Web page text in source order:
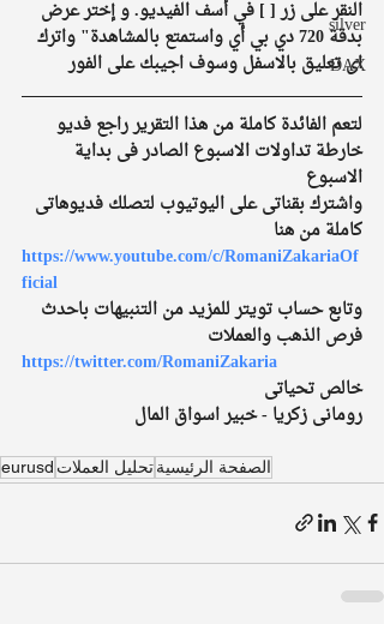
silver
DAX
النقر على زر [ ] في أسف الفيديو. و إختر عرض
بدقة 720 دي بي أي واستمتع بالمشاهدة" واترك
اى تعليق بالاسفل وسوف اجيبك على الفور
لتعم الفائدة كاملة من هذا التقرير راجع فديو
خارطة تداولات الاسبوع الصادر فى بداية
الاسبوع
واشترك بقناتى على اليوتيوب لتصلك فديوهاتى
كاملة من هنا
https://www.youtube.com/c/RomaniZakariaOf
ficial
وتابع حساب تويتر للمزيد من التنبيهات باحدث
فرص الذهب والعملات
https://twitter.com/RomaniZakaria
خالص تحياتى
رومانى زكريا - خبير اسواق المال
الصفحة الرئيسيةتحليل العملات eurusd